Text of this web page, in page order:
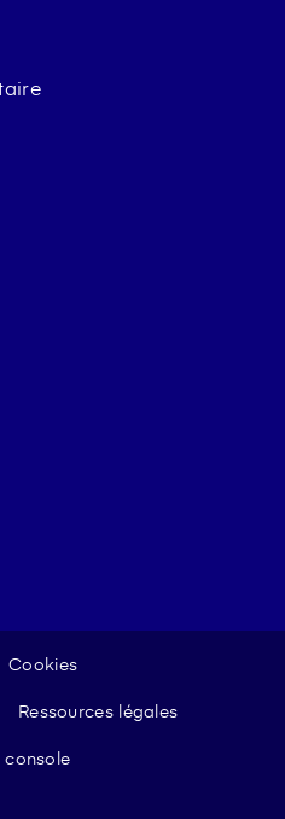
Cookies
Ressources légales
console